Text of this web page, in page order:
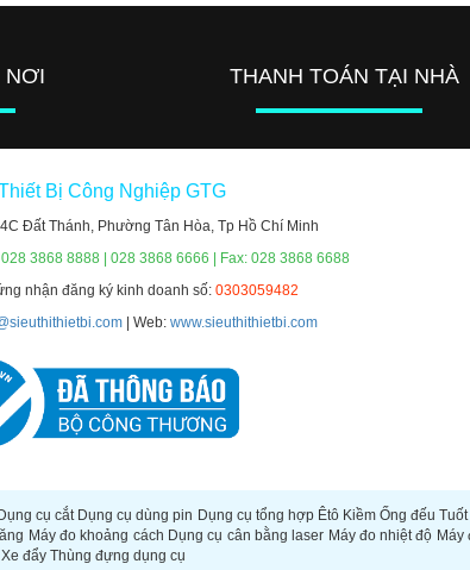
NƠI THANH TOÁN TẠI NHÀ
Bị Công Nghiệp GTG
Đất Thánh, Phường Tân Hòa, Tp Hồ Chí Minh
028 3868 8888 | 028 3868 6666 | Fax: 028 3868 6688
nhận đăng ký kinh doanh số:0303059482
| Web:www.sieuthithietbi.com
Dụng cụ cắt Dụng cụ dùng pin Dụng cụ tổng hợp Êtô Kiềm Ống đếu
Máy đo khoảng cách Dụng cụ cân bằng laser Máy đo nhiệt độ Máy
Xe đẩy Thùng đựng dụng cụ